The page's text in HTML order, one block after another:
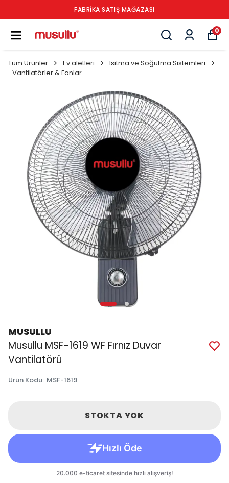
FABRİKA SATIŞ MAĞAZASI
0
Tüm Ürünler Ev aletleri
Isıtma ve Soğutma Sistemleri
Vantilatörler & Fanlar
MUSULLU
Musullu MSF-1619 WF Fırnız Duvar
Vantilatörü
Ürün Kodu: MSF-1619
STOKTA YOK